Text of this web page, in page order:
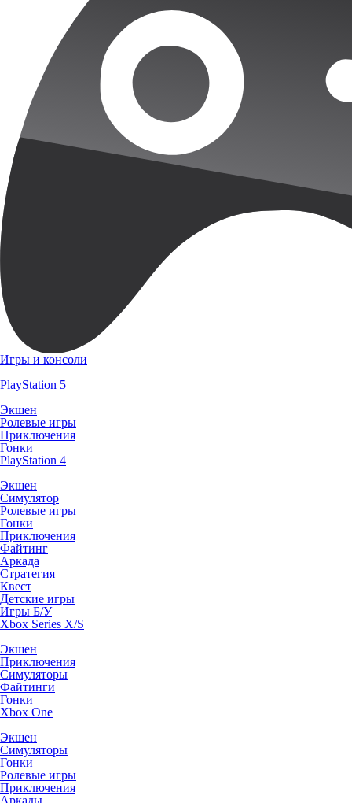
Игры и консоли
PlayStation 5
Экшен
Ролевые игры
Приключения
Гонки
PlayStation 4
Экшен
Симулятор
Ролевые игры
Гонки
Приключения
Файтинг
Аркада
Стратегия
Квест
Детские игры
Игры Б/У
Xbox Series X/S
Экшен
Приключения
Симуляторы
Файтинги
Гонки
Xbox One
Экшен
Симуляторы
Гонки
Ролевые игры
Приключения
Аркады